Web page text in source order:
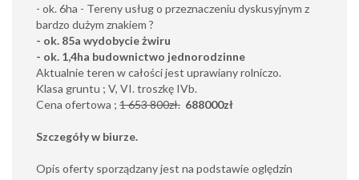
- ok. 6ha - Tereny usług o przeznaczeniu dyskusyjnym z
bardzo dużym znakiem ?
- ok. 85a wydobycie żwiru
- ok. 1,4ha budownictwo jednorodzinne
Aktualnie teren w całości jest uprawiany rolniczo.
Klasa gruntu ; V, VI. troszkę IVb.
Cena ofertowa ; 1 653 800zł. 688000zł
Szczegóły w biurze.
Opis oferty sporządzany jest na podstawie oględzin